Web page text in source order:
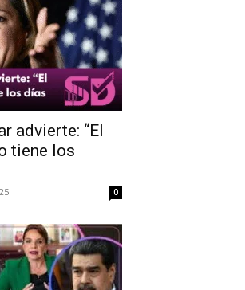
advierte: “El
tiene los
0